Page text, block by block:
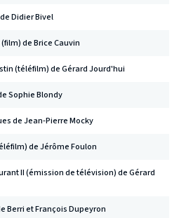
Didier Bivel
de Brice Cauvin
(téléfilm) de Gérard Jourd'hui
Sophie Blondy
de Jean-Pierre Mocky
de Jérôme Foulon
II (émission de télévision) de Gérard
Berri et François Dupeyron